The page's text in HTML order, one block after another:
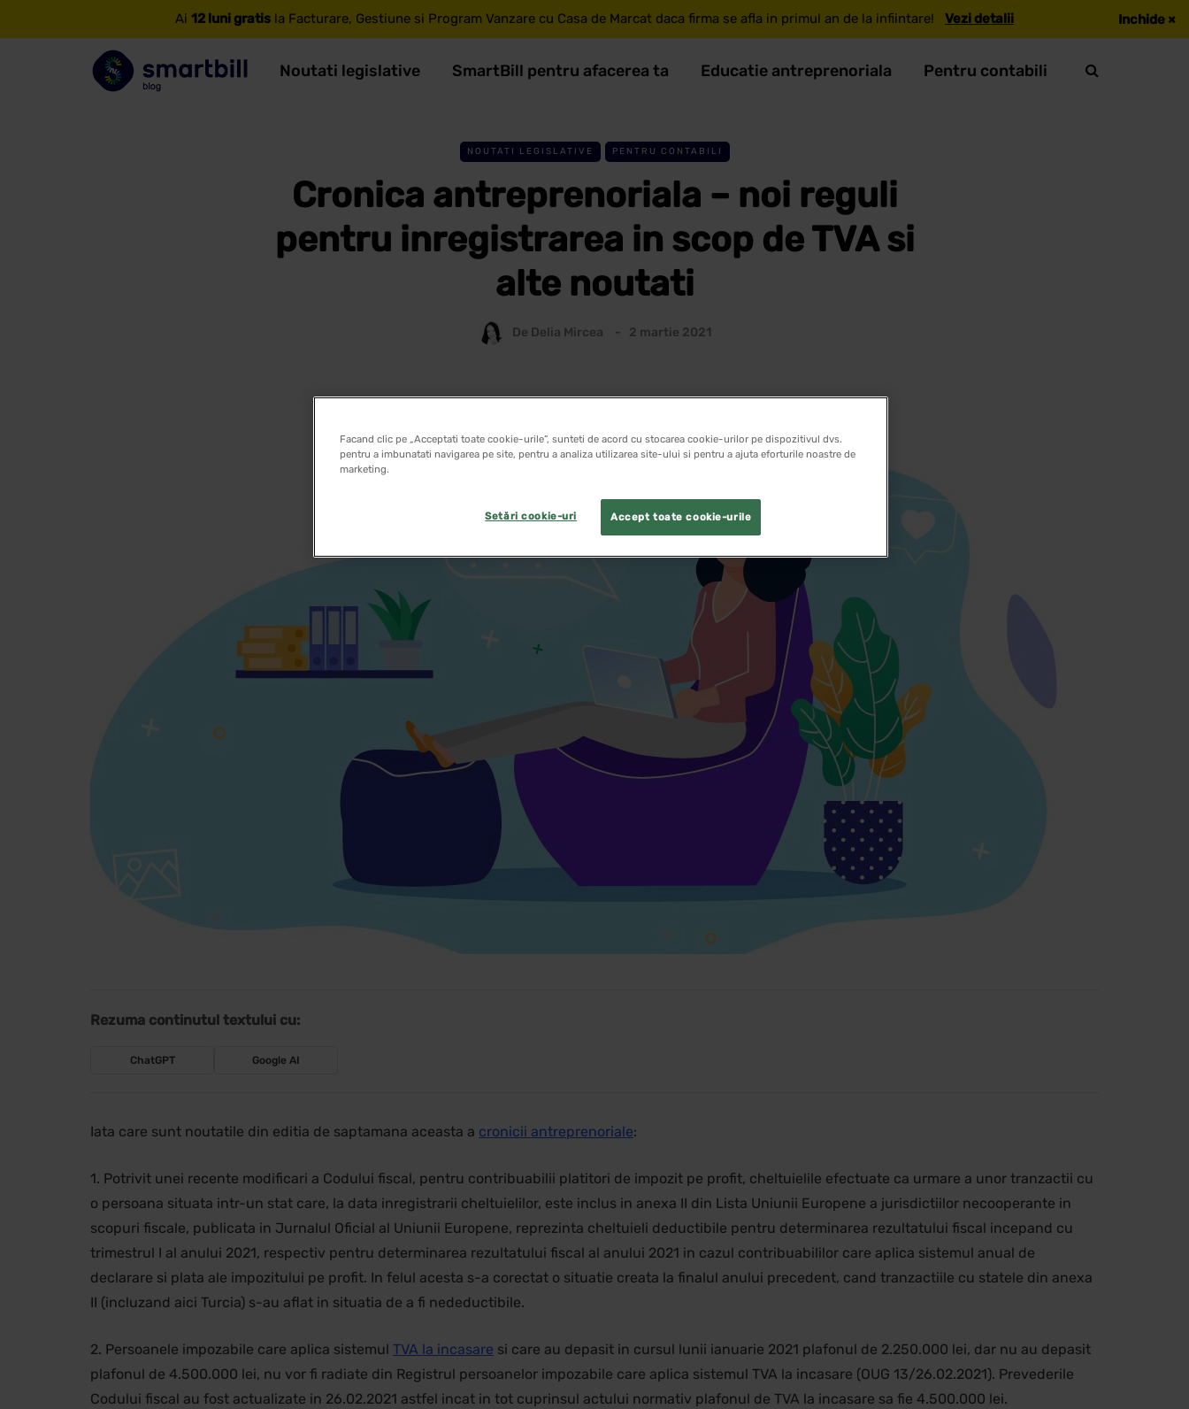
Ai 12 luni gratis la Facturare, Gestiune si Program Vanzare cu Casa de Marcat daca firma se afla in primul an de la infiintare! Vezi detalii Inchide ×
Noutati legislative SmartBill pentru afacerea ta Educatie antreprenoriala Pentru contabili
NOUTATI LEGISLATIVE PENTRU CONTABILI
Cronica antreprenoriala – noi reguli
pentru inregistrarea in scop de TVA si
alte noutati
De Delia Mircea 2 martie 2021
Rezuma continutul textului cu:
ChatGPT Google AI
Iata care sunt noutatile din editia de saptamana aceasta a cronicii antreprenoriale:
1. Potrivit unei recente modificari a Codului fiscal, pentru contribuabilii platitori de impozit pe profit, cheltuielile efectuate ca urmare a unor tranzactii cu
o persoana situata intr-un stat care, la data inregistrarii cheltuielilor, este inclus in anexa II din Lista Uniunii Europene a jurisdictiilor necooperante in
scopuri fiscale, publicata in Jurnalul Oficial al Uniunii Europene, reprezinta cheltuieli deductibile pentru determinarea rezultatului fiscal incepand cu
trimestrul I al anului 2021, respectiv pentru determinarea rezultatului fiscal al anului 2021 in cazul contribuabililor care aplica sistemul anual de
declarare si plata ale impozitului pe profit. In felul acesta s-a corectat o situatie creata la finalul anului precedent, cand tranzactiile cu statele din anexa
II (incluzand aici Turcia) s-au aflat in situatia de a fi nedeductibile.
2. Persoanele impozabile care aplica sistemul TVA la incasare si care au depasit in cursul lunii ianuarie 2021 plafonul de 2.250.000 lei, dar nu au depasit
plafonul de 4.500.000 lei, nu vor fi radiate din Registrul persoanelor impozabile care aplica sistemul TVA la incasare (OUG 13/26.02.2021). Prevederile
Codului fiscal au fost actualizate in 26.02.2021 astfel incat in tot cuprinsul actului normativ plafonul de TVA la incasare sa fie 4.500.000 lei.
Facand clic pe „Acceptati toate cookie-urile”, sunteti de acord cu stocarea cookie-urilor pe dispozitivul dvs.
pentru a imbunatati navigarea pe site, pentru a analiza utilizarea site-ului si pentru a ajuta eforturile noastre de
marketing.
Accept toate cookie-urile
Setări cookie-uri